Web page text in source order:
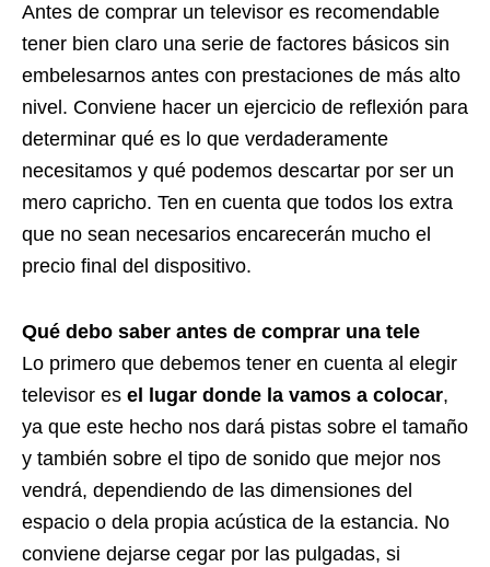
Antes de comprar un televisor es recomendable
tener bien claro una serie de factores básicos sin
embelesarnos antes con prestaciones de más alto
nivel. Conviene hacer un ejercicio de reflexión para
determinar qué es lo que verdaderamente
necesitamos y qué podemos descartar por ser un
mero capricho. Ten en cuenta que todos los extra
que no sean necesarios encarecerán mucho el
precio final del dispositivo.
Qué debo saber antes de comprar una tele
Lo primero que debemos tener en cuenta al elegir
televisor es el lugar donde la vamos a colocar,
ya que este hecho nos dará pistas sobre el tamaño
y también sobre el tipo de sonido que mejor nos
vendrá, dependiendo de las dimensiones del
espacio o dela propia acústica de la estancia. No
conviene dejarse cegar por las pulgadas, si